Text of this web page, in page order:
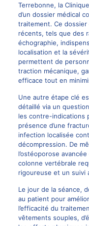
Terrebonne, la
d’un dossier médical
traitement. Ce dossier
récents, tels que des
échographie,
localisation et la
permettent de
traction mécanique,
efficace tout en
Une autre étape clé
détaillé via un
les contre-indications
présence d’une
infection localisée
décompression. De
l’ostéoporose
colonne vertébrale
rigoureuse et un suivi
Le jour de la séance,
au patient pour
l’efficacité du
vêtements souples,